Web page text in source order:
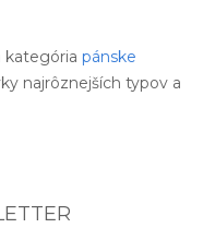
kategória pánske
najrôznejších typov a